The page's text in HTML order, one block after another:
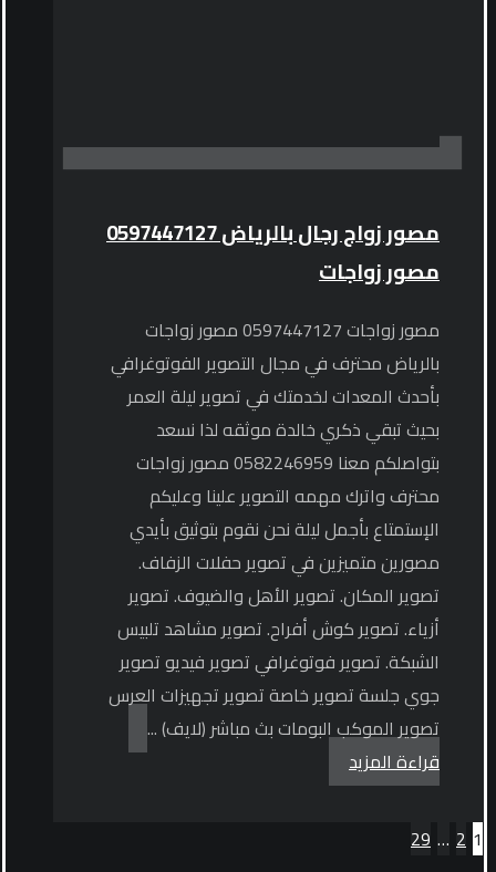
مصور زواج رجال بالرياض 0597447127
مصور زواجات
مصور زواجات 0597447127 مصور زواجات
بالرياض محترف في مجال التصوير الفوتوغرافي
بأحدث المعدات لخدمتك في تصوير ليلة العمر
بحيث تبقي ذكري خالدة موثقه لذا نسعد
بتواصلكم معنا 0582246959 مصور زواجات
محترف واترك مهمه التصوير علينا وعليكم
الإستمتاع بأجمل ليلة نحن نقوم بتوثيق بأيدي
مصورين متميزين في تصوير حفلات الزفاف.
تصوير المكان. تصوير الأهل والضيوف. تصوير
أزياء. تصوير كوش أفراح. تصوير مشاهد تلبيس
الشبكة. تصوير فوتوغرافي تصوير فيديو تصوير
جوي جلسة تصوير خاصة تصوير تجهيزات العرس
تصوير الموكب البومات بث مباشر (لايف) ...
قراءة المزيد
تعدد
1
2
…
29